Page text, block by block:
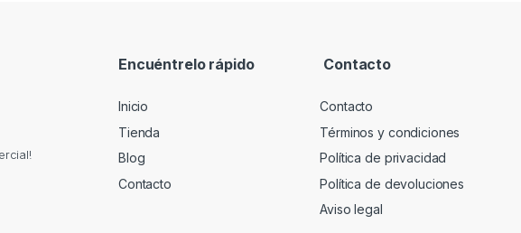
Encuéntrelo rápido
Inicio
Tienda
Blog
Contacto
Contacto
Contacto
Términos y condiciones
Política de privacidad
Política de devoluciones
Aviso legal